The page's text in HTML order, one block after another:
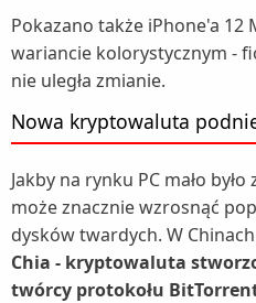
Pokazano także iPhone'a 12
wariancie kolorystycznym -
nie uległa zmianie.
Nowa kryptowaluta
Jakby na rynku PC mało
może znacznie wzrosnąć
dysków twardych. W
Chia - kryptowaluta
twórcy protokołu